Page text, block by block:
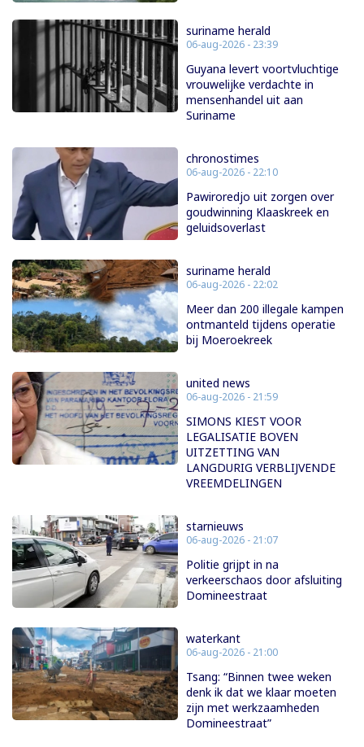
suriname herald
06-aug-2026 - 23:39
Guyana levert voortvluchtige
vrouwelijke verdachte in
mensenhandel uit aan
Suriname
chronostimes
06-aug-2026 - 22:10
Pawiroredjo uit zorgen over
goudwinning Klaaskreek en
geluidsoverlast
suriname herald
06-aug-2026 - 22:02
Meer dan 200 illegale kampen
ontmanteld tijdens operatie
bij Moeroekreek
united news
06-aug-2026 - 21:59
SIMONS KIEST VOOR
LEGALISATIE BOVEN
UITZETTING VAN
LANGDURIG VERBLIJVENDE
VREEMDELINGEN
starnieuws
06-aug-2026 - 21:07
Politie grijpt in na
verkeerschaos door afsluiting
Domineestraat
waterkant
06-aug-2026 - 21:00
Tsang: “Binnen twee weken
denk ik dat we klaar moeten
zijn met werkzaamheden
Domineestraat”